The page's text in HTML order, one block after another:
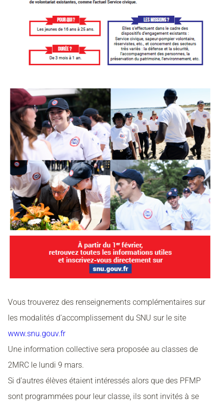
Vous trouverez des renseignements complémentaires sur
les modalités d’accomplissement du SNU sur le site
www.snu.gouv.fr
Une information collective sera proposée au classes de
2MRC le lundi 9 mars.
Si d’autres élèves étaient intéressés alors que des PFMP
sont programmées pour leur classe, ils sont invités à se